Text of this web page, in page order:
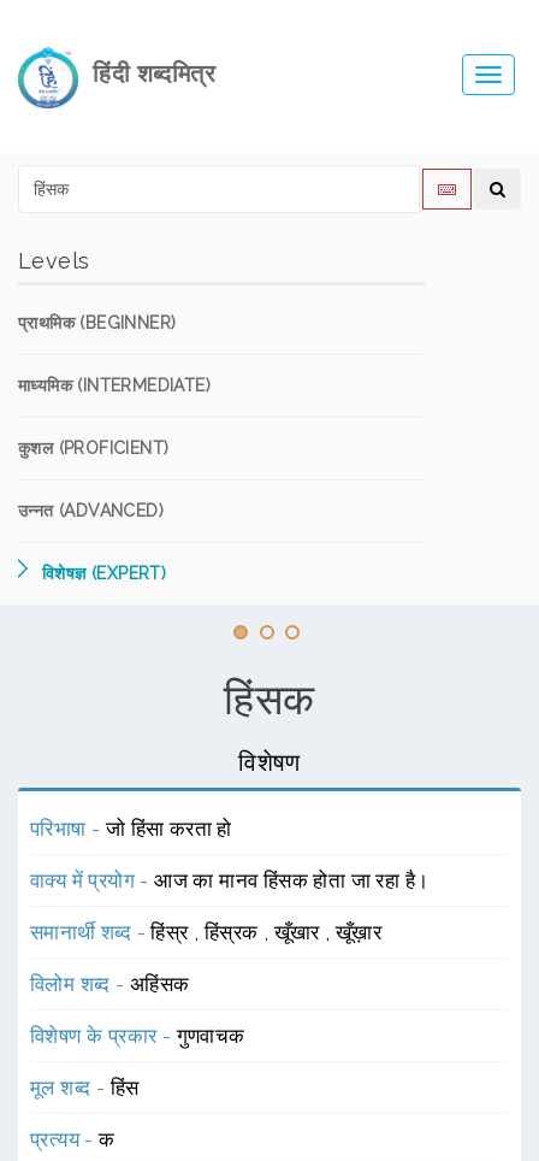
हिंदी शब्दमित्र
Levels
प्राथमिक (BEGINNER)
माध्यमिक (INTERMEDIATE)
कुशल (PROFICIENT)
उन्नत (ADVANCED)
विशेषज्ञ (EXPERT)
हिंसक
विशेषण
परिभाषा -जो हिंसा करता हो
वाक्य में प्रयोग -आज का मानव हिंसक होता जा रहा है।
समानार्थी शब्द -हिंस्र ,हिंस्रक ,खूँखार ,खूँख़ार
विलोम शब्द - अहिंसक
विशेषण के प्रकार -गुणवाचक
मूल शब्द -हिंस
प्रत्यय -क